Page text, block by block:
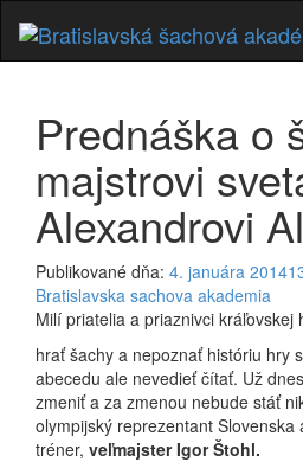
Prednáška o
majstrovi
Alexandrovi
Publikované dňa: 4. januára 2014
Bratislavska sachova akademia
Milí priatelia a priaznivci kráľovskej
hrať šachy a nepoznať históriu hry
abecedu ale nevedieť čítať. Už
zmeniť a za zmenou nebude stáť
olympijský reprezentant Slovenska
tréner, veľmajster Igor Štohl.